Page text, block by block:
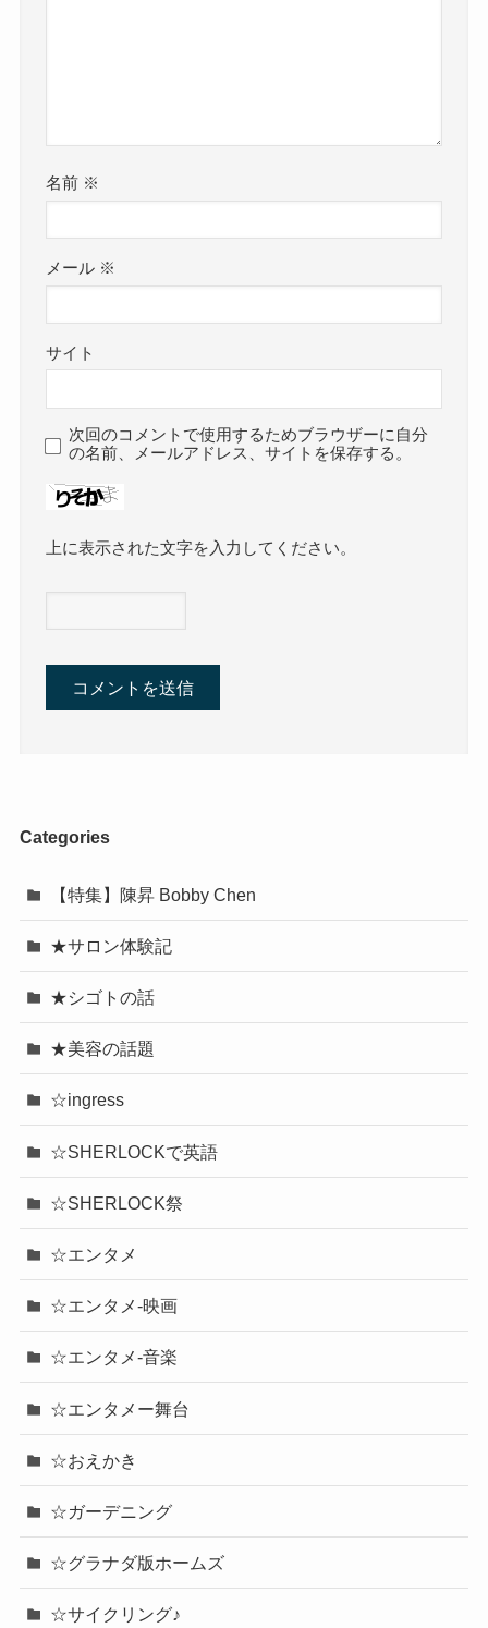
名前 ※
メール ※
サイト
次回のコメントで使用するためブラウザーに自分
の名前、メールアドレス、サイトを保存する。
上に表示された文字を入力してください。
Categories
【特集】陳昇 Bobby Chen
★サロン体験記
★シゴトの話
★美容の話題
☆ingress
☆SHERLOCKで英語
☆SHERLOCK祭
☆エンタメ
☆エンタメ-映画
☆エンタメ-音楽
☆エンタメー舞台
☆おえかき
☆ガーデニング
☆グラナダ版ホームズ
☆サイクリング♪